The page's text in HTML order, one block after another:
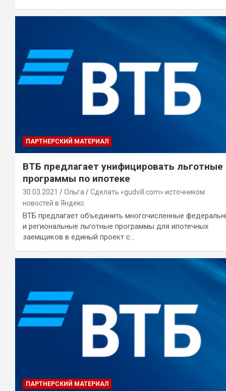
ПАРТНЕРСКИЙ МАТЕРИАЛ
ВТБ предлагает унифицировать льготные
программы по ипотеке
30.03.2021 Ольга
Сделать «gudvill.com» источником
новостей в Яндекс
ВТБ предлагает объединить многочисленные
и региональные льготные программы для ипотечных
заемщиков в единый проект с…
ПАРТНЕРСКИЙ МАТЕРИАЛ